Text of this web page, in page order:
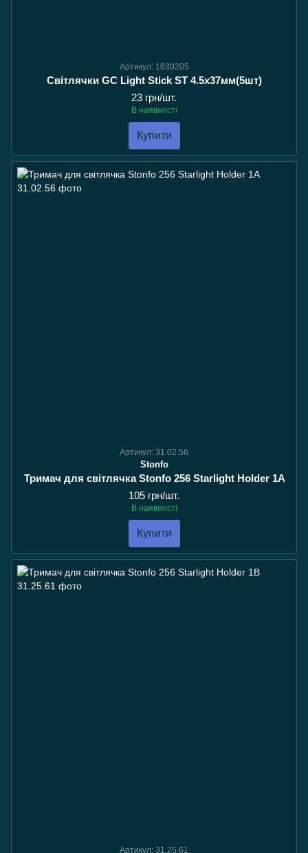
Артикул: 1639205
Світлячки GC Light Stick ST 4.5x37мм(5шт)
23 грн/шт.
В наявності
Купити
Артикул: 31.02.56
Stonfo
Тримач для світлячка Stonfo 256 Starlight Holder 1A
105 грн/шт.
В наявності
Купити
Артикул: 31.25.61